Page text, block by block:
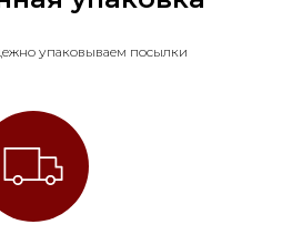
упаковываем посылки